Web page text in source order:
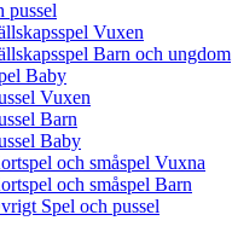
pussel
Vuxen
Barn och ungdom
Baby
Vuxen
Barn
Baby
och småspel Vuxna
och småspel Barn
Spel och pussel